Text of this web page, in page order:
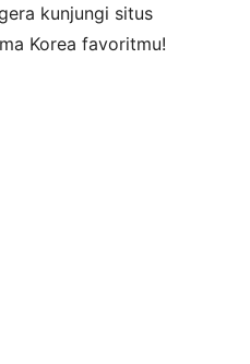
kunjungi situs
Korea favoritmu!